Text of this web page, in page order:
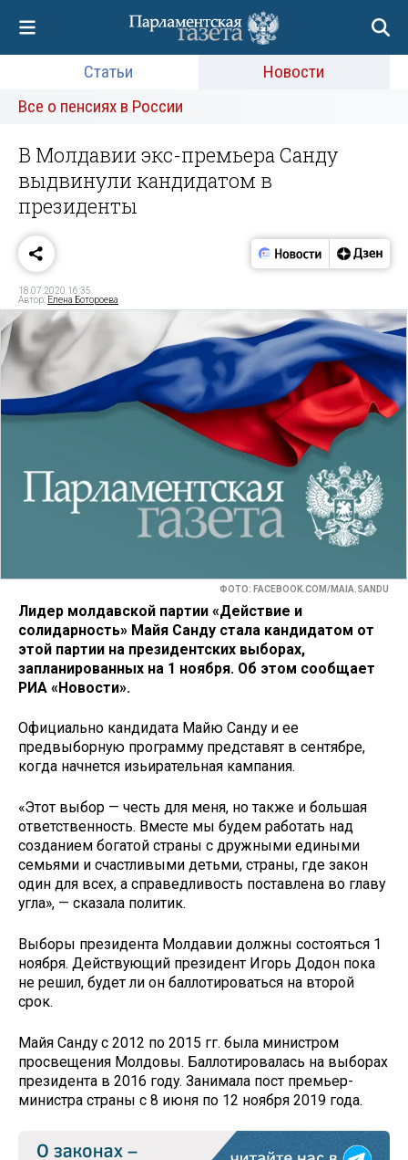
Статьи
Новости
Все о пенсиях в России
В Молдавии экс-премьера Санду
выдвинули кандидатом в
президенты
18.07.2020 16:35
Автор: Елена Ботороева
ФОТО: FACEBOOK.COM/MAIA.SANDU
Лидер молдавской партии «Действие и
солидарность» Майя Санду стала кандидатом от
этой партии на президентских выборах,
запланированных на 1 ноября. Об этом сообщает
РИА «Новости».
Официально кандидата Майю Санду и ее
предвыборную программу представят в сентябре,
когда начнется изьирательная кампания.
«Этот выбор — честь для меня, но также и большая
ответственность. Вместе мы будем работать над
созданием богатой страны с дружными едиными
семьями и счастливыми детьми, страны, где закон
один для всех, а справедливость поставлена во главу
угла», — сказала политик.
Выборы президента Молдавии должны состояться 1
ноября. Действующий президент Игорь Додон пока
не решил, будет ли он баллотироваться на второй
срок.
Майя Санду с 2012 по 2015 гг. была министром
просвещения Молдовы. Баллотировалась на выборах
президента в 2016 году. Занимала пост премьер-
министра страны с 8 июня по 12 ноября 2019 года.